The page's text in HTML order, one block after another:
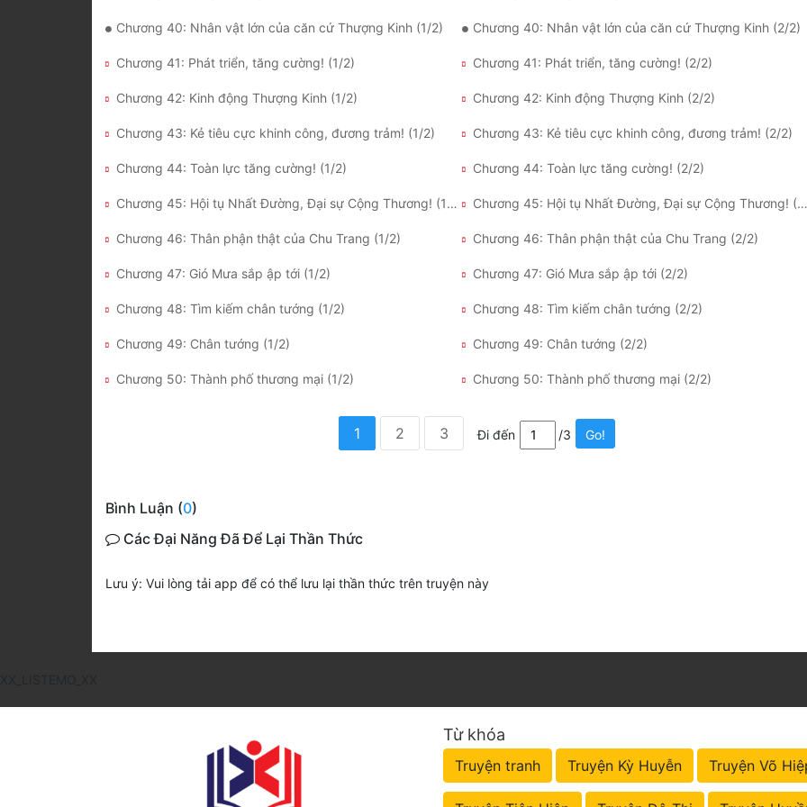
Chương 40: Nhân vật lớn của căn cứ Thượng Kinh (1/2) Chương 40: Nhân vật lớn của căn cứ Thượng Kinh (2/2)
Chương 41: Phát triển, tăng cường! (1/2) Chương 41: Phát triển, tăng cường! (2/2)
Chương 42: Kinh động Thượng Kinh (1/2) Chương 42: Kinh động Thượng Kinh (2/2)
Chương 43: Kẻ tiêu cực khinh công, đương trảm! (1/2) Chương 43: Kẻ tiêu cực khinh công, đương trảm! (2/2)
Chương 44: Toàn lực tăng cường! (1/2) Chương 44: Toàn lực tăng cường! (2/2)
Chương 45: Hội tụ Nhất Đường, Đại sự Cộng Thương! (1/2) Chương 45: Hội tụ Nhất Đường, Đại sự Cộng Thương! (2/2)
Chương 46: Thân phận thật của Chu Trang (1/2) Chương 46: Thân phận thật của Chu Trang (2/2)
Chương 47: Gió Mưa sắp ập tới (1/2) Chương 47: Gió Mưa sắp ập tới (2/2)
Chương 48: Tìm kiếm chân tướng (1/2) Chương 48: Tìm kiếm chân tướng (2/2)
Chương 49: Chân tướng (1/2) Chương 49: Chân tướng (2/2)
Chương 50: Thành phố thương mại (1/2) Chương 50: Thành phố thương mại (2/2)
1 2 3 Đi đến /3 Go!
Bình Luận (0)
Các Đại Năng Đã Để Lại Thần Thức
Lưu ý: Vui lòng tải app để có thể lưu lại thần thức trên truyện này
Từ khóa
Truyện tranh Truyện Kỳ Huyễn Truyện Võ